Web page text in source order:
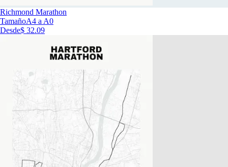
Richmond Marathon
TamañoA4 a A0
Desde$ 32.09